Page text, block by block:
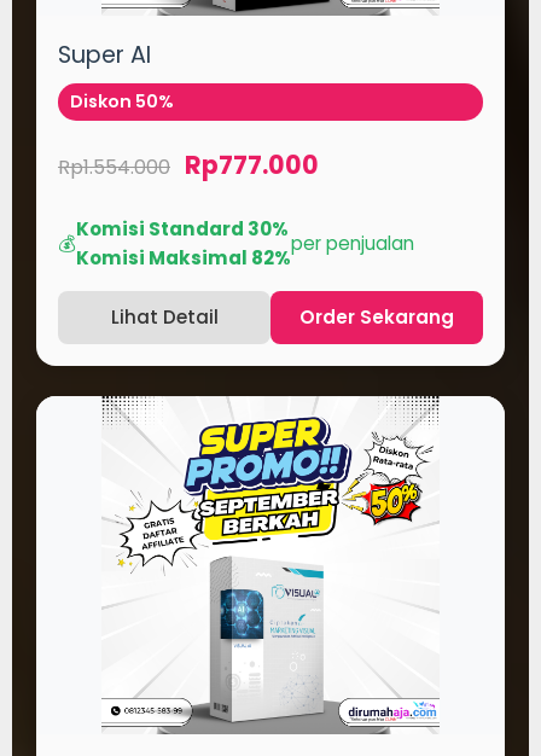
Super AI
Diskon 50%
Rp1.554.000 Rp777.000
💰
Komisi Standard 30%
Komisi Maksimal 82%
per penjualan
Lihat Detail Order Sekarang